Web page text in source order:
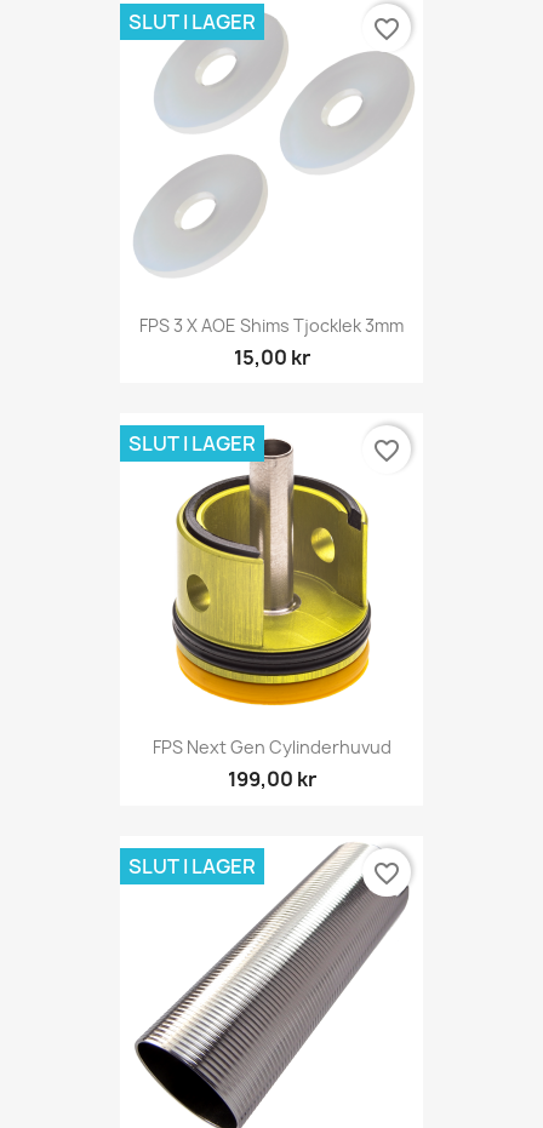
FPS 3 X AOE Shims Tjocklek 3mm
15,00 kr
SLUT I LAGER favorite_border
FPS Next Gen Cylinderhuvud
199,00 kr
SLUT I LAGER favorite_border
SLUT I LAGER favorite_border